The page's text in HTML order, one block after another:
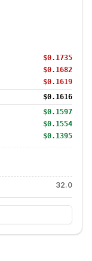
$0.1735
$0.1682
$0.1619
$0.1616
$0.1597
$0.1554
$0.1395
32.0